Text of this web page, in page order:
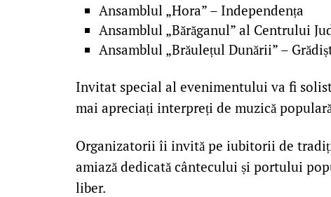
Ansamblul „Hora” – Independența
Ansamblul „Bărăganul” al Centrului
Ansamblul „Brăulețul Dunării” –
Invitat special al evenimentului va fi
mai apreciați interpreți de muzică
Organizatorii îi invită pe iubitorii de
amiază dedicată cântecului și portului
liber.